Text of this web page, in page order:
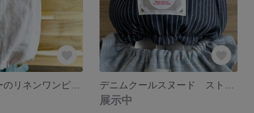
さくらカラーのリネンワンピース
展示中